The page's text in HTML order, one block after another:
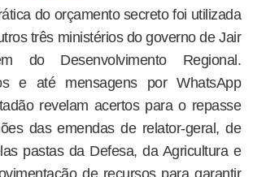
do orçamento secreto foi utilizada
três ministérios do governo de Jair
do Desenvolvimento Regional.
e até mensagens por WhatsApp
revelam acertos para o repasse
das emendas de relator-geral, de
pastas da Defesa, da Agricultura e